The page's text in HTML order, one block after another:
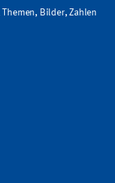
Bilder, Zahlen